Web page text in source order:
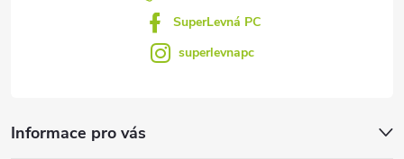
SuperLevná PC
superlevnapc
Informace pro vás